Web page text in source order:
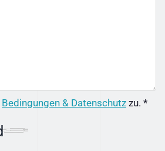
Bedingungen & Datenschutz zu. *